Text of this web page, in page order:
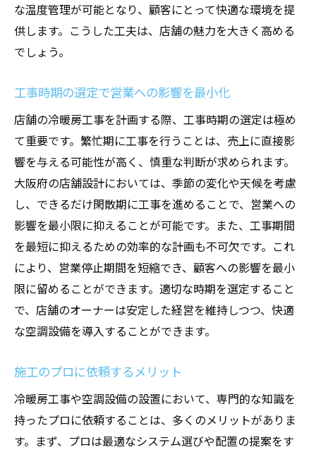
な温度管理が可能となり、顧客にとって快適な環境を提
供します。こうした工夫は、店舗の魅力を大きく高める
でしょう。
工事時期の選定で営業への影響を最小化
店舗の冷暖房工事を計画する際、工事時期の選定は極め
て重要です。繁忙期に工事を行うことは、売上に直接影
響を与える可能性が高く、慎重な判断が求められます。
大阪府の店舗設計においては、季節の変化や天候を考慮
し、できるだけ閑散期に工事を進めることで、営業への
影響を最小限に抑えることが可能です。また、工事期間
を最短に抑えるための効率的な計画も不可欠です。これ
により、営業停止期間を短縮でき、顧客への影響を最小
限に留めることができます。適切な時期を選定すること
で、店舗のオーナーは安定した経営を維持しつつ、快適
な空調設備を導入することができます。
施工のプロに依頼するメリット
冷暖房工事や空調設備の設置において、専門的な知識を
持ったプロに依頼することは、多くのメリットがありま
す。まず、プロは最適なシステム選びや配置の提案をす